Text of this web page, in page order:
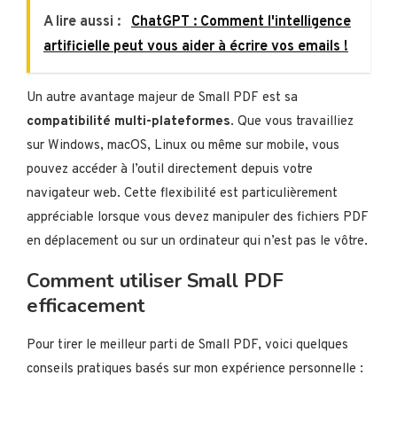
A lire aussi : ChatGPT : Comment l'intelligence
artificielle peut vous aider à écrire vos emails !
Un autre avantage majeur de Small PDF est sa
compatibilité multi-plateformes. Que vous travailliez
sur Windows, macOS, Linux ou même sur mobile, vous
pouvez accéder à l’outil directement depuis votre
navigateur web. Cette flexibilité est particulièrement
appréciable lorsque vous devez manipuler des fichiers PDF
en déplacement ou sur un ordinateur qui n’est pas le vôtre.
Comment utiliser Small PDF
efficacement
Pour tirer le meilleur parti de Small PDF, voici quelques
conseils pratiques basés sur mon expérience personnelle :